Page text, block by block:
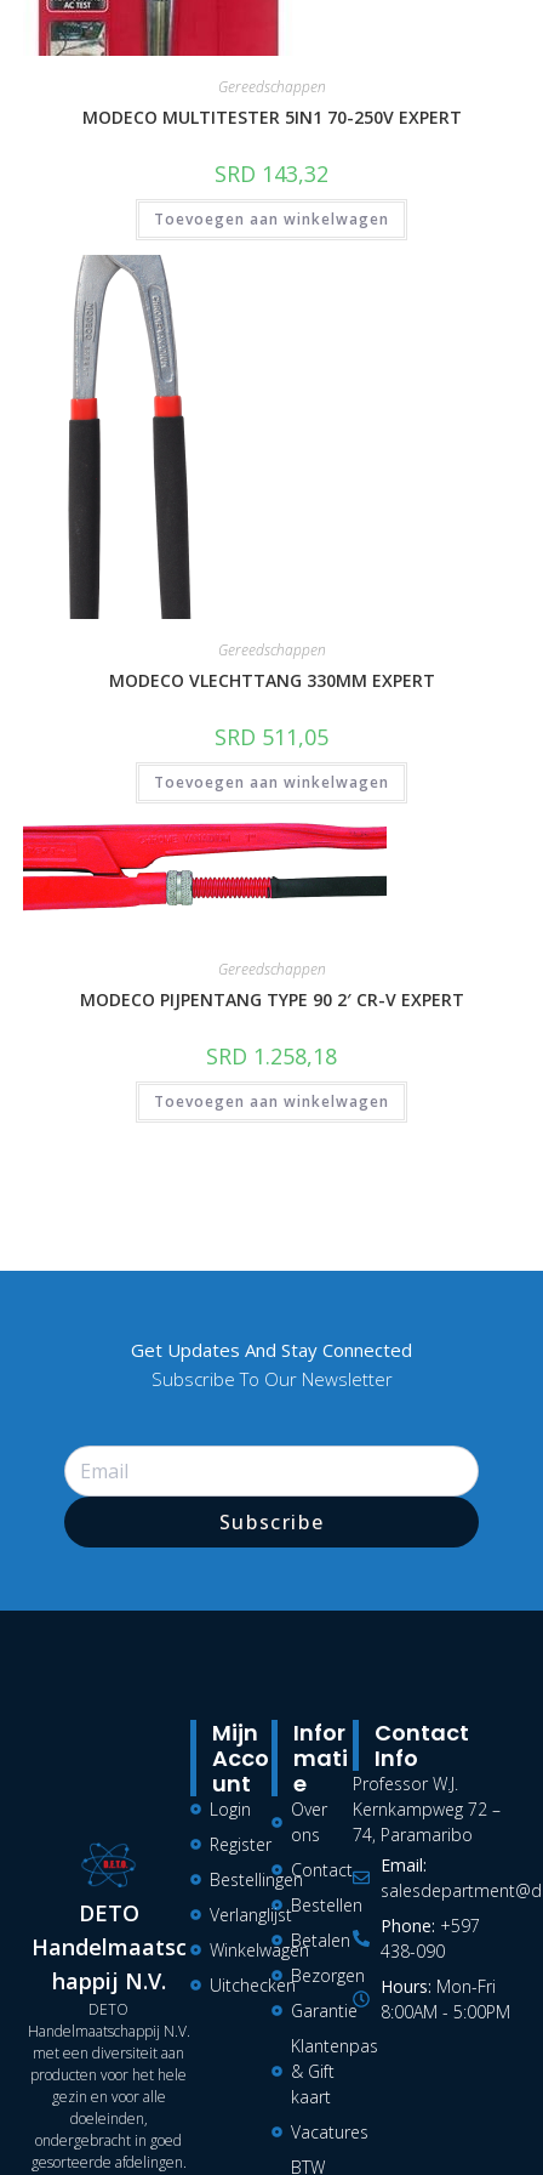
Gereedschappen
MODECO MULTITESTER 5IN1 70-250V EXPERT
SRD 143,32
Toevoegen aan winkelwagen
Gereedschappen
MODECO VLECHTTANG 330MM EXPERT
SRD 511,05
Toevoegen aan winkelwagen
Gereedschappen
MODECO PIJPENTANG TYPE 90 2′ CR-V EXPERT
SRD 1.258,18
Toevoegen aan winkelwagen
Get Updates And Stay Connected
Subscribe To Our Newsletter
Subscribe
DETO
Handelmaatsc
happij N.V.
DETO
Handelmaatschappij N.V.
met een diversiteit aan
producten voor het hele
gezin en voor alle
doeleinden,
ondergebracht in goed
gesorteerde afdelingen.
Infor
Mati
E
Over
ons
Contact
Bestellen
Betalen
Bezorgen
Garantie
Klantenpas
& Gift
kaart
Vacatures
BTW
Mijn
Acco
Unt
Login
Register
Bestellingen
Verlanglijst
Winkelwagen
Uitchecken
Contact
Info
Professor W.J.
Kernkampweg 72 –
74, Paramaribo
Email:
Phone: +597
438-090
Hours: Mon-Fri
8:00AM - 5:00PM